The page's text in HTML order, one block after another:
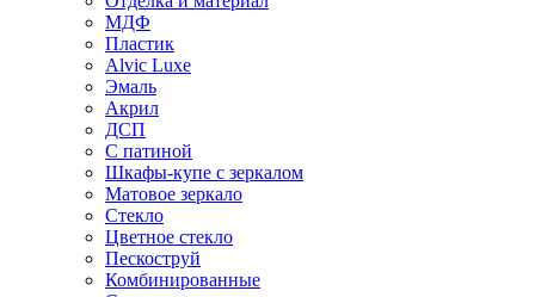
МДФ
Пластик
Alvic Luxe
Эмаль
Акрил
ДСП
С патиной
Шкафы-купе с зеркалом
Матовое зеркало
Стекло
Цветное стекло
Пескоструй
Комбинированные